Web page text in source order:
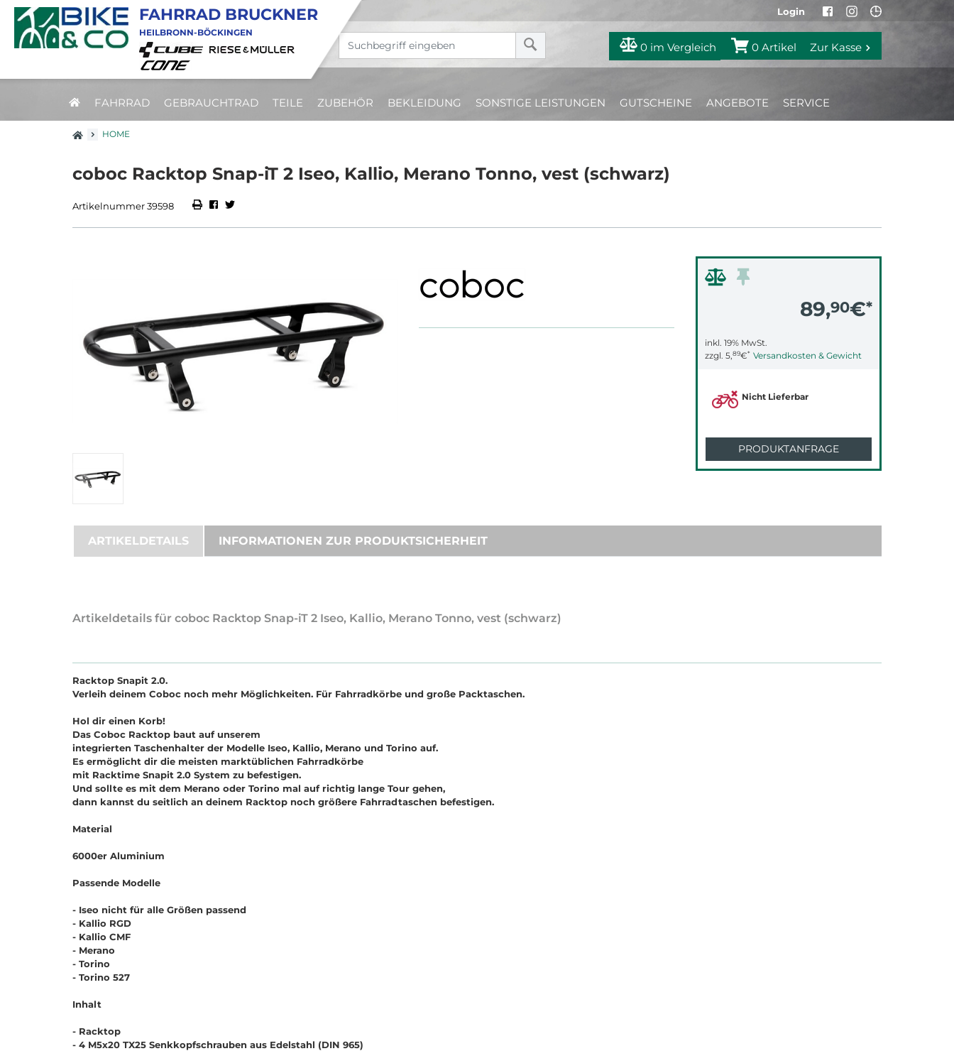
Login
0 im Vergleich 0 Artikel Zur Kasse
FAHRRAD GEBRAUCHTRAD TEILE ZUBEHÖR BEKLEIDUNG SONSTIGE LEISTUNGEN GUTSCHEINE ANGEBOTE SERVICE
FAHRRAD BRUCKNER
HEILBRONN-BÖCKINGEN
HOME
coboc Racktop Snap-iT 2 Iseo, Kallio, Merano Tonno, vest (schwarz)
Artikelnummer 39598
89,90€*
inkl. 19% MwSt.
zzgl. 5,89€* Versandkosten & Gewicht
Nicht Lieferbar
PRODUKTANFRAGE
ARTIKELDETAILS INFORMATIONEN ZUR PRODUKTSICHERHEIT
Artikeldetails für coboc Racktop Snap-iT 2 Iseo, Kallio, Merano Tonno, vest (schwarz)
Racktop Snapit 2.0.
Verleih deinem Coboc noch mehr Möglichkeiten. Für Fahrradkörbe und große Packtaschen.
Hol dir einen Korb!
Das Coboc Racktop baut auf unserem
integrierten Taschenhalter der Modelle Iseo, Kallio, Merano und Torino auf.
Es ermöglicht dir die meisten marktüblichen Fahrradkörbe
mit Racktime Snapit 2.0 System zu befestigen.
Und sollte es mit dem Merano oder Torino mal auf richtig lange Tour gehen,
dann kannst du seitlich an deinem Racktop noch größere Fahrradtaschen befestigen.
Material
6000er Aluminium
Passende Modelle
- Iseo nicht für alle Größen passend
- Kallio RGD
- Kallio CMF
- Merano
- Torino
- Torino 527
Inhalt
- Racktop
- 4 M5x20 TX25 Senkkopfschrauben aus Edelstahl (DIN 965)